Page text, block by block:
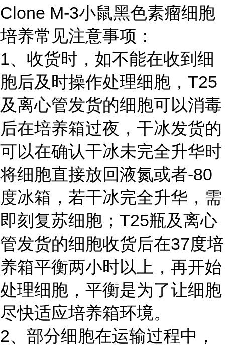
Clone M-3小鼠黑色素瘤细胞
培养常见注意事项：
1、收货时，如不能在收到细
胞后及时操作处理细胞，T25
及离心管发货的细胞可以消毒
后在培养箱过夜，干冰发货的
可以在确认干冰未完全升华时
将细胞直接放回液氮或者-80
度冰箱，若干冰完全升华，需
即刻复苏细胞；T25瓶及离心
管发货的细胞收货后在37度培
养箱平衡两小时以上，再开始
处理细胞，平衡是为了让细胞
尽快适应培养箱环境。
2、部分细胞在运输过程中，